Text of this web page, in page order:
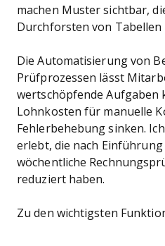
machen Muster sichtbar,
Durchforsten von Tabellen
Die Automatisierung von
Prüfprozessen lässt
wertschöpfende Aufgaben
Lohnkosten für manuelle
Fehlerbehebung sinken.
erlebt, die nach
wöchentliche
reduziert haben.
Zu den wichtigsten